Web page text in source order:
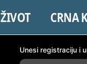
ŽIVOT CRNA
Unesi registraciju i